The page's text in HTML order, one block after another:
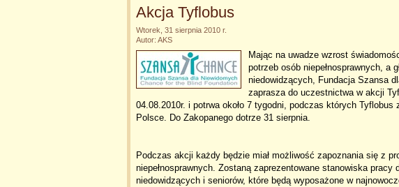
Akcja Tyflobus
Wtorek, 31 sierpnia 2010 r.
Autor: AKS
Mając na uwadze wzrost
potrzeb osób niepełnosprawnych, a
niedowidzących, Fundacja Szansa
zaprasza do uczestnictwa w akcji
04.08.2010r. i potrwa około 7 tygodni, podczas których
Polsce. Do Zakopanego dotrze 31 sierpnia.
Podczas akcji każdy będzie miał możliwość zapoznania się z
niepełnosprawnych. Zostaną zaprezentowane stanowiska pracy
niedowidzących i seniorów, które będą wyposażone w